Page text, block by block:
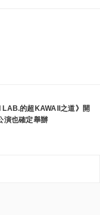
的超KAWAII之道》開
演也確定舉辦